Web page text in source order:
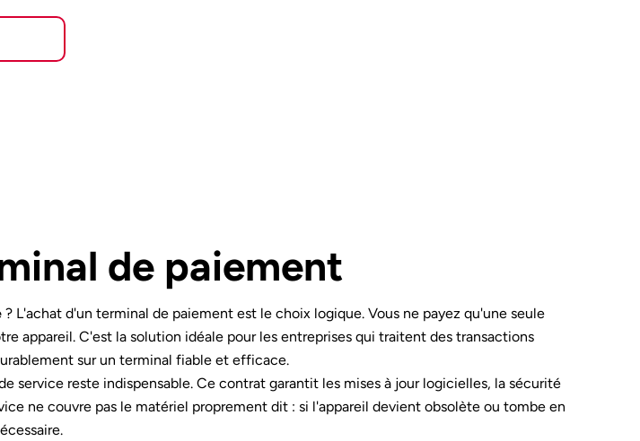
de paiement
? L'achat d'un terminal de paiement est le choix logique. Vous ne payez qu'une seule
appareil. C'est la solution idéale pour les entreprises qui traitent des transactions
sur un terminal fiable et efficace.
service reste indispensable. Ce contrat garantit les mises à jour logicielles, la sécurité
ne couvre pas le matériel proprement dit : si l'appareil devient obsolète ou tombe en